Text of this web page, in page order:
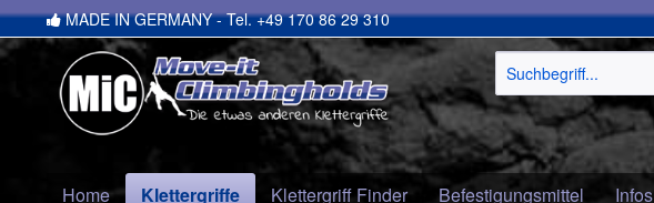
MADE IN GERMANY - Tel. +49 170 86 29 310
Home Klettergriffe Klettergriff Finder Befestigungsmittel Infos